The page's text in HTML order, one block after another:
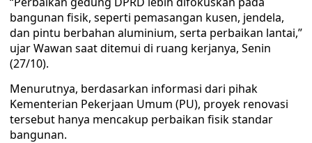
bangunan fisik, seperti pemasangan kusen, jendela,
dan pintu berbahan aluminium, serta perbaikan lantai,”
ujar Wawan saat ditemui di ruang kerjanya, Senin
(27/10).
Menurutnya, berdasarkan informasi dari pihak
Kementerian Pekerjaan Umum (PU), proyek renovasi
tersebut hanya mencakup perbaikan fisik standar
bangunan.